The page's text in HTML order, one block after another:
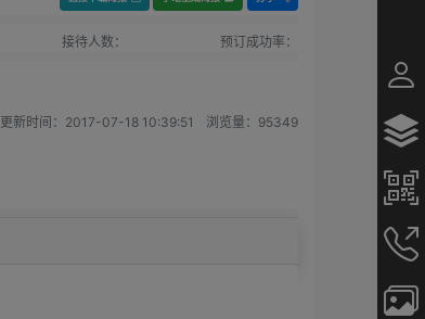
接待人数： 预订成功率：
更新时间： 2017-07-18 10:39:51 浏览量： 95349